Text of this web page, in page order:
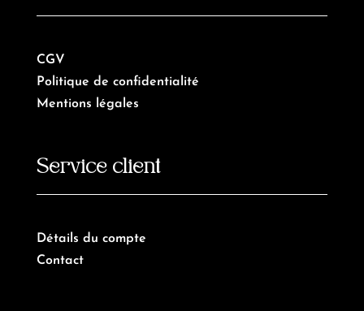
CGV
Politique de confidentialité
Mentions légales
Service client
Détails du compte
Contact